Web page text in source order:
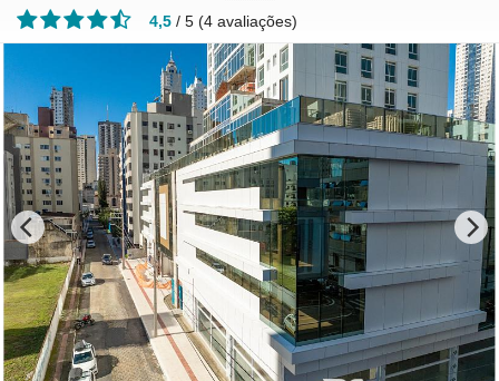
4,5 / 5 (4 avaliações)